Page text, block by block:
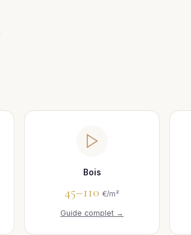
Bois
45–110€/m²
Guide complet →